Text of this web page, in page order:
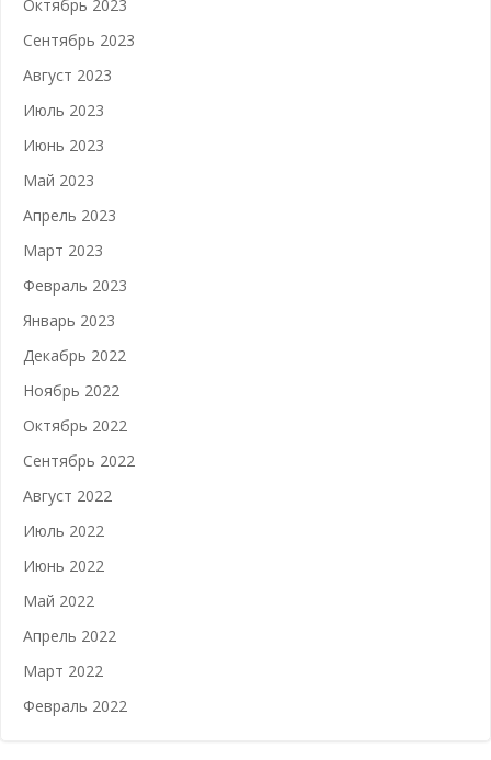
Октябрь 2023
Сентябрь 2023
Август 2023
Июль 2023
Июнь 2023
Май 2023
Апрель 2023
Март 2023
Февраль 2023
Январь 2023
Декабрь 2022
Ноябрь 2022
Октябрь 2022
Сентябрь 2022
Август 2022
Июль 2022
Июнь 2022
Май 2022
Апрель 2022
Март 2022
Февраль 2022